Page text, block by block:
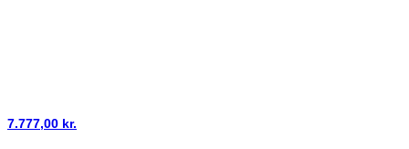
7.777,00 kr.